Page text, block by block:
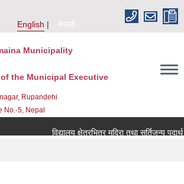
English
नेपाली
Municipality
the Municipal Executive
Rupandehi
No.-5, Nepal
विद्यालय क्षेत्रभित्र मदिरा तथा सुर्तिजन्य